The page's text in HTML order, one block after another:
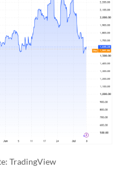
TradingView